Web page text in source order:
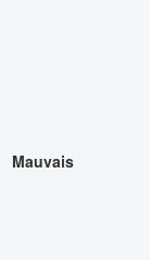
Mauvais